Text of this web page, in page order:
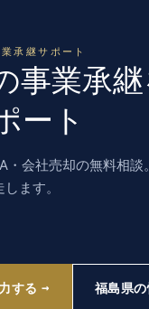
承継サポート
事業承継
ート
・会社売却の無料相談
ます。
する 福島県